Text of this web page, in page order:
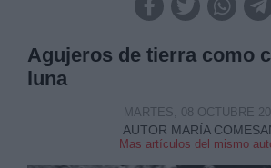
Agujeros de tierra como
luna
AUTOR MARÍA
Mas artículos del mismo
MARTES, 08 OCTUBRE
Destinatarios: